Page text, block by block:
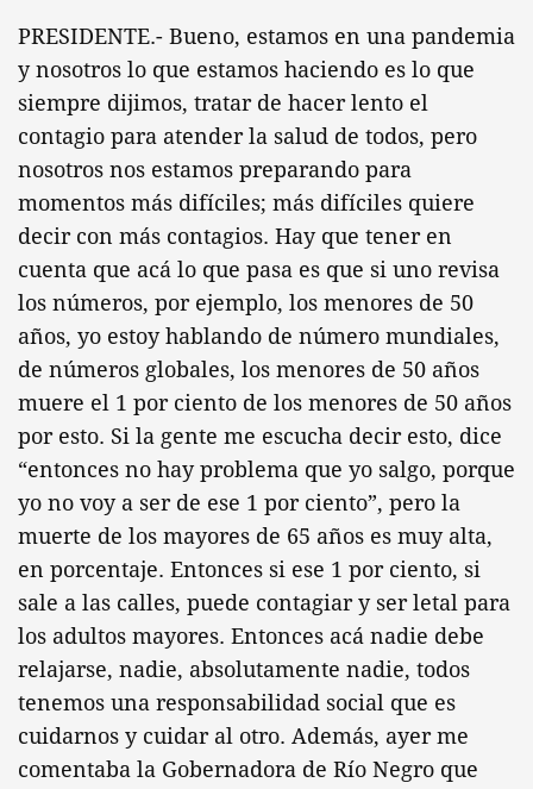
PRESIDENTE.- Bueno, estamos en una pandemia
y nosotros lo que estamos haciendo es lo que
siempre dijimos, tratar de hacer lento el
contagio para atender la salud de todos, pero
nosotros nos estamos preparando para
momentos más difíciles; más difíciles quiere
decir con más contagios. Hay que tener en
cuenta que acá lo que pasa es que si uno revisa
los números, por ejemplo, los menores de 50
años, yo estoy hablando de número mundiales,
de números globales, los menores de 50 años
muere el 1 por ciento de los menores de 50 años
por esto. Si la gente me escucha decir esto, dice
“entonces no hay problema que yo salgo, porque
yo no voy a ser de ese 1 por ciento”, pero la
muerte de los mayores de 65 años es muy alta,
en porcentaje. Entonces si ese 1 por ciento, si
sale a las calles, puede contagiar y ser letal para
los adultos mayores. Entonces acá nadie debe
relajarse, nadie, absolutamente nadie, todos
tenemos una responsabilidad social que es
cuidarnos y cuidar al otro. Además, ayer me
comentaba la Gobernadora de Río Negro que